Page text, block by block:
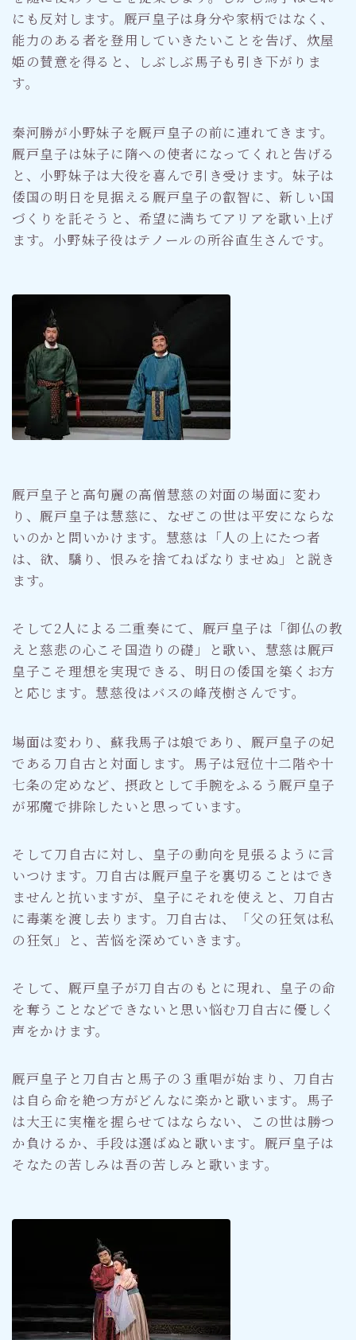
にも反対します。厩戸皇子は身分や家柄ではなく、
能力のある者を登用していきたいことを告げ、炊屋
姫の賛意を得ると、しぶしぶ馬子も引き下がりま
す。
秦河勝が小野妹子を厩戸皇子の前に連れてきます。
厩戸皇子は妹子に隋への使者になってくれと告げる
と、小野妹子は大役を喜んで引き受けます。妹子は
倭国の明日を見据える厩戸皇子の叡智に、新しい国
づくりを託そうと、希望に満ちてアリアを歌い上げ
ます。小野妹子役はテノールの所谷直生さんです。
厩戸皇子と高句麗の高僧慧慈の対面の場面に変わ
り、厩戸皇子は慧慈に、なぜこの世は平安にならな
いのかと問いかけます。慧慈は「人の上にたつ者
は、欲、驕り、恨みを捨てねばなりませぬ」と説き
ます。
そして2人による二重奏にて、厩戸皇子は「御仏の教
えと慈悲の心こそ国造りの礎」と歌い、慧慈は厩戸
皇子こそ理想を実現できる、明日の倭国を築くお方
と応じます。慧慈役はバスの峰茂樹さんです。
場面は変わり、蘇我馬子は娘であり、厩戸皇子の妃
である刀自古と対面します。馬子は冠位十二階や十
七条の定めなど、摂政として手腕をふるう厩戸皇子
が邪魔で排除したいと思っています。
そして刀自古に対し、皇子の動向を見張るように言
いつけます。刀自古は厩戸皇子を裏切ることはでき
ませんと抗いますが、皇子にそれを使えと、刀自古
に毒薬を渡し去ります。刀自古は、「父の狂気は私
の狂気」と、苦悩を深めていきます。
そして、厩戸皇子が刀自古のもとに現れ、皇子の命
を奪うことなどできないと思い悩む刀自古に優しく
声をかけます。
厩戸皇子と刀自古と馬子の３重唱が始まり、刀自古
は自ら命を絶つ方がどんなに楽かと歌います。馬子
は大王に実権を握らせてはならない、この世は勝つ
か負けるか、手段は選ばぬと歌います。厩戸皇子は
そなたの苦しみは吾の苦しみと歌います。